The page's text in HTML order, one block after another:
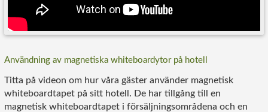
Användning av magnetiska whiteboardytor på hotell
Titta på videon om hur våra gäster använder magnetisk
whiteboardtapet på sitt hotell. De har tillgång till en
magnetisk whiteboardtapet i försäljningsområdena och en